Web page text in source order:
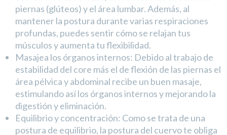
piernas (glúteos) y el área lumbar. Además, al
mantener la postura durante varias respiraciones
profundas, puedes sentir cómo se relajan tus
músculos y aumenta tu flexibilidad.
Masajea los órganos internos: Debido al trabajo de
estabilidad del core más el de flexión de las piernas el
área pélvica y abdominal recibe un buen masaje,
estimulando así los órganos internos y mejorando la
digestión y eliminación.
Equilibrio y concentración: Como se trata de una
postura de equilibrio, la postura del cuervo te obliga